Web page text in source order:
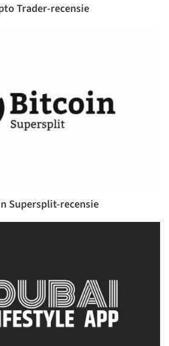
Trader-recensie
Supersplit-recensie